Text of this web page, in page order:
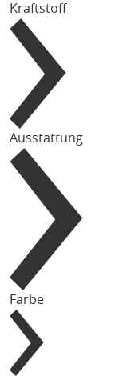
Kraftstoff
Ausstattung
Farbe